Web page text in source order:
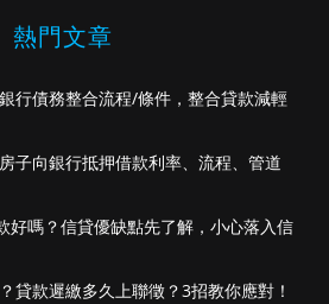
熱門文章
行債務整合流程/條件，整合貸款減輕
子向銀行抵押借款利率、流程、管道
好嗎？信貸優缺點先了解，小心落入信
貸款遲繳多久上聯徵？3招教你應對！